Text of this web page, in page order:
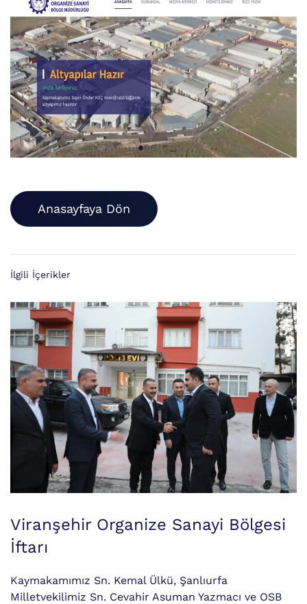
Anasayfaya Dön
İlgili İçerikler
Viranşehir Organize Sanayi Bölgesi
İftarı
Kaymakamımız Sn. Kemal Ülkü, Şanlıurfa
Milletvekilimiz Sn. Cevahir Asuman Yazmacı ve OSB